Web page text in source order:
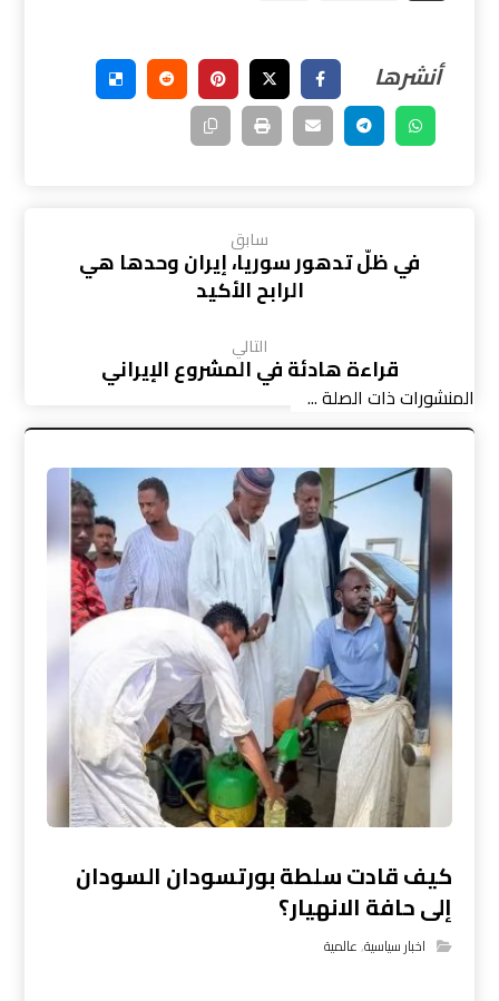
سابق
في ظلّ تدهور سوريا، إيران وحدها هي
الرابح الأكيد
التالي
قراءة هادئة في المشروع الإيراني
المنشورات ذات الصلة ...
كيف قادت سلطة بورتسودان السودان
إلى حافة الانهيار؟
اخبار سياسية,عالمية